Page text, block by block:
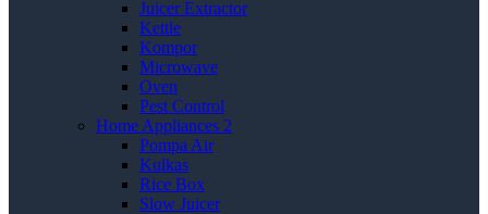
Juicer Extractor
Kettle
Kompor
Microwave
Oven
Pest Control
Home Appliances 2
Pompa Air
Kulkas
Rice Box
Slow Juicer